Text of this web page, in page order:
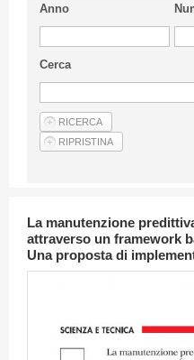
Linee Guida
Privacy Policy
Articoli
Anno
Cerca
La manutenzione
attraverso un framework
Una proposta di